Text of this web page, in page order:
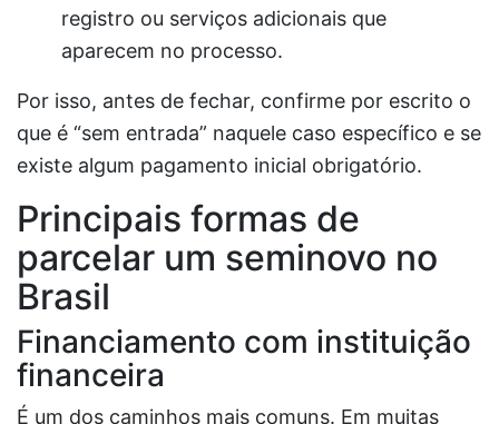
registro ou serviços adicionais que
aparecem no processo.
Por isso, antes de fechar, confirme por escrito o
que é “sem entrada” naquele caso específico e se
existe algum pagamento inicial obrigatório.
Principais formas de
parcelar um seminovo no
Brasil
Financiamento com instituição
financeira
É um dos caminhos mais comuns. Em muitas